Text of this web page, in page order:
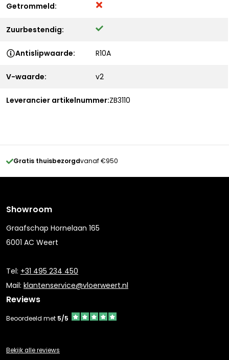
Getrommeld:
Zuurbestendig:
Antislipwaarde: R10A
V-waarde: v2
Leverancier artikelnummer:ZB3110
Gratis thuisbezorgdvanaf €950
Showroom
Graafschap Hornelaan 165
6001 AC Weert
Tel: +31 495 234 450
Mail: klantenservice@vloerweert.nl
Reviews
Beoordeeld met 5/5
Bekijk alle reviews